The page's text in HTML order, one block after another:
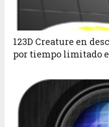
123D Creature en
por tiempo limitado